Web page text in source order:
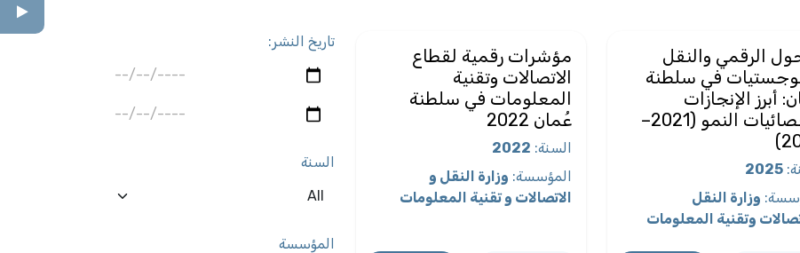
الرقمي والنقل
في سلطنة
أبرز الإنجازات
وإحصائيات النمو (2021–
:
2025
: وزارة النقل
وتقنية المعلومات
مؤشرات رقمية لقطاع
الاتصالات وتقنية
المعلومات في سلطنة
عُمان 2022
السنة:
2022
المؤسسة: وزارة النقل و
الاتصالات و تقنية المعلومات
تاريخ النشر:
السنة
المؤسسة